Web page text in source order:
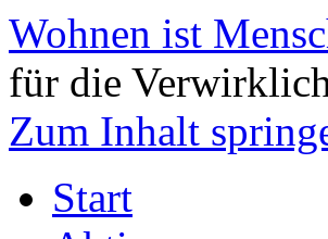
Wohnen ist
für die
Zum Inhalt
Start